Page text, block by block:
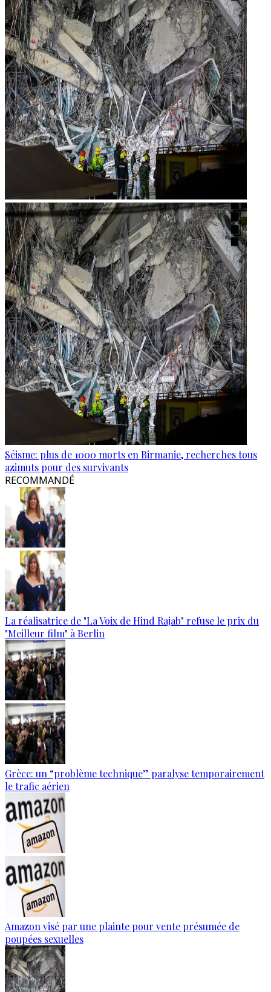
Séisme: plus de 1000 morts en Birmanie, recherches tous
azimuts pour des survivants
RECOMMANDÉ
La réalisatrice de "La Voix de Hind Rajab" refuse le prix du
"Meilleur film" à Berlin
Grèce: un “problème technique” paralyse temporairement
le trafic aérien
Amazon visé par une plainte pour vente présumée de
poupées sexuelles